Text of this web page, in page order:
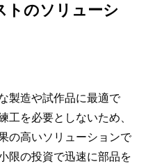
トのソリューシ
製造や試作品に最適で
工を必要としないため、
の高いソリューションで
限の投資で迅速に部品を